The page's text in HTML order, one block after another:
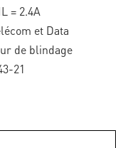
= 2.4A
et Data
de blindage
21